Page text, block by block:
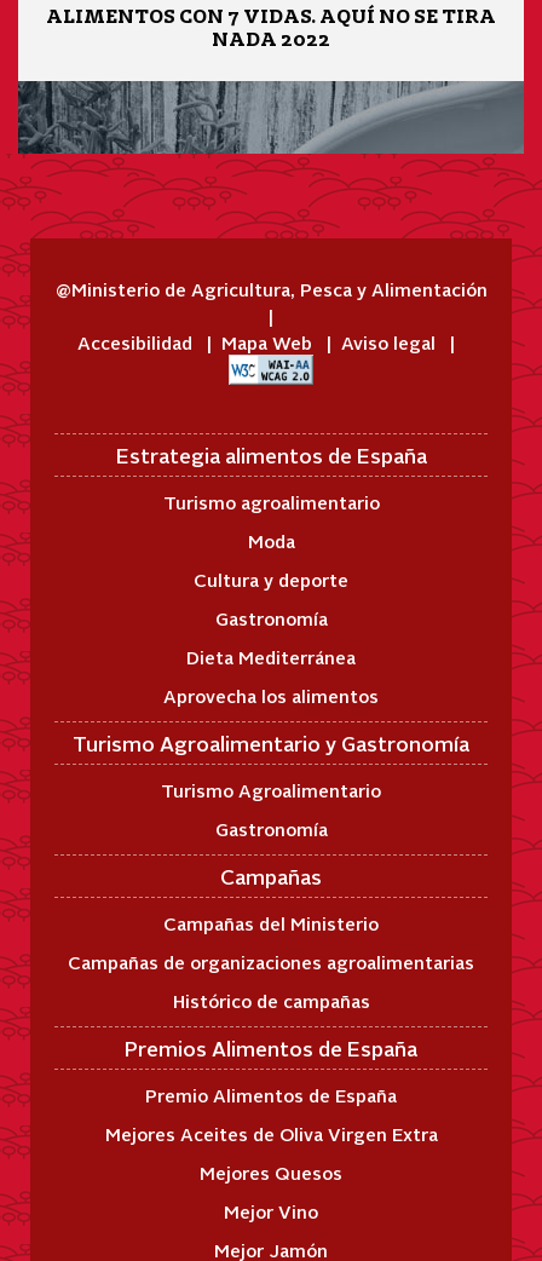
ALIMENTOS CON 7 VIDAS. AQUÍ NO SE TIRA
NADA 2022
@Ministerio de Agricultura, Pesca y Alimentación
Accesibilidad Mapa Web Aviso legal
Estrategia alimentos de España
Turismo agroalimentario
Moda
Cultura y deporte
Gastronomía
Dieta Mediterránea
Aprovecha los alimentos
Turismo Agroalimentario y Gastronomía
Turismo Agroalimentario
Gastronomía
Campañas
Campañas del Ministerio
Campañas de organizaciones agroalimentarias
Histórico de campañas
Premios Alimentos de España
Premio Alimentos de España
Mejores Aceites de Oliva Virgen Extra
Mejores Quesos
Mejor Vino
Mejor Jamón